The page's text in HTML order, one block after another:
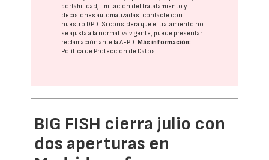
portabilidad, limitación del tratatamiento y
decisiones automatizadas: contacte con
nuestro DPD. Si considera que el tratamiento no
se ajusta a la normativa vigente, puede presentar
reclamación ante laAEPD.Más información:
Política de Protección de Datos
BIG FISH cierra julio con
dos aperturas en